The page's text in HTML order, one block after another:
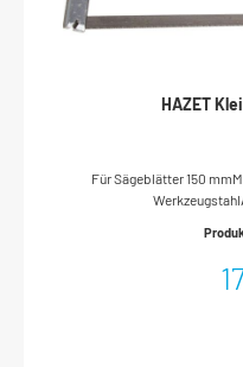
HAZET
Für Sägeblätter 150
GriffSonderstahl St 2 K